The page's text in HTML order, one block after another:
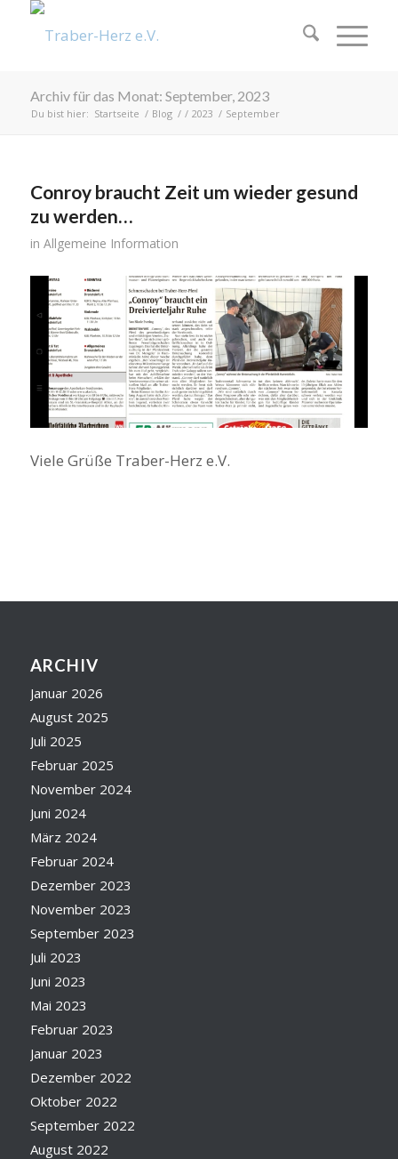
Archiv für das Monat: September, 2023
Du bist hier: Startseite / Blog / / 2023 / September
Conroy braucht Zeit um wieder gesund
zu werden…
in Allgemeine Information
Viele Grüße Traber-Herz e.V.
ARCHIV
Januar 2026
August 2025
Juli 2025
Februar 2025
November 2024
Juni 2024
März 2024
Februar 2024
Dezember 2023
November 2023
September 2023
Juli 2023
Juni 2023
Mai 2023
Februar 2023
Januar 2023
Dezember 2022
Oktober 2022
September 2022
August 2022